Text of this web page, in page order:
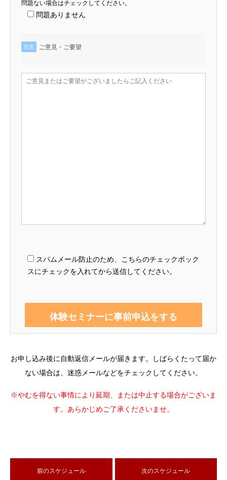
問題ない場合はチェックしてください。
問題ありません
任意 ご意見・ご要望
スパムメール防止のため、こちらのチェックボック
スにチェックを入れてから送信してください。
お申し込み後に自動返信メールが届きます。しばらくたって届か
ない場合は、迷惑メールなどをチェックしてください。
※やむを得ない事情により延期、または中止する場合がございま
す。あらかじめご了承くださいませ。
前のスケジュール 次のスケジュール